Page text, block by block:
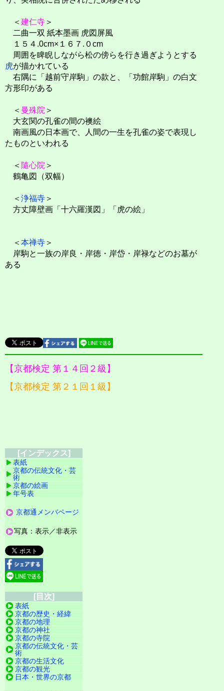
＜ 建仁寺 ＞
二曲一双 紙本墨画 虎図屏風
１５４.0cm×１６７.０cm
周囲を睥睨しながら松の傍らを行き過ぎようとする
虎が描かれている
右隅に「越前守岸駒」の款と、「功館岸駒」の白文
方形印がある
＜ 曼殊院 ＞
大玄関の孔雀の間の襖絵
南画風の日本画で、人間の一生を孔雀の姿で表現し
たものといわれる
＜ 隨心院 ＞
鶴亀図（双幅）
＜ 浄福寺 ＞
方丈障壁画「十六羅漢図」「虎の絵」
＜ 本禅寺 ＞
岸駒と一族の岸良・岸徳・岸岱・岸禄などのお墓が
ある
【京都検定 第１４回２級】
【京都検定 第２１回１級】
[インデックス]
表紙
京都の伝統文化・芸
術
京都の絵画
年号表
京都通メンバページ
写真：表示／非表示
[目次]
表紙
京都の歴史・経緯
京都の地理
京都の神社
京都の寺院
京都の伝統文化・芸
術
京都の生活文化
京都の観光
日本・世界の京都